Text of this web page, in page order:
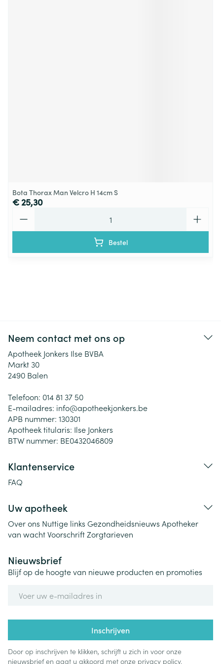
Bota Thorax Man Velcro H 14cm S
€ 25,30
Bestel
Neem contact met ons op
Apotheek Jonkers Ilse BVBA
Markt 30
2490 Balen
Telefoon: 014 81 37 50
E-mailadres: info@apotheekjonkers.be
APB nummer: 130301
Apotheek titularis: Ilse Jonkers
BTW nummer: BE0432046809
Klantenservice
FAQ
Uw apotheek
Over ons Nuttige links Gezondheidsnieuws Apotheker
van wachtVoorschriftZorgtarieven
Nieuwsbrief
Blijf op de hoogte van nieuwe producten en promoties
Inschrijven
Door op inschrijven te klikken, schrijft u zich in voor onze
nieuwsbrief en gaat u akkoord met onze privacy policy.